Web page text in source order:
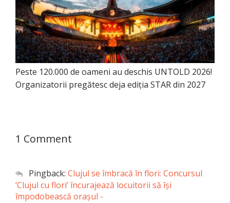
Peste 120.000 de oameni au deschis UNTOLD 2026!
Organizatorii pregătesc deja ediția STAR din 2027
1 Comment
Pingback: Clujul se îmbracă în flori: Concursul
‘Clujul cu flori’ încurajează locuitorii să își
împodobească orașul -